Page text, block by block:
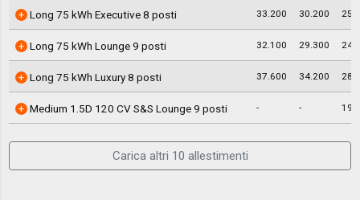
Long 75 kWh Executive 8 posti 33.200 30.200
Long 75 kWh Lounge 9 posti 32.100 29.300
Long 75 kWh Luxury 8 posti 37.600 34.200
Medium 1.5D 120 CV S&S Lounge 9 posti - -
Carica altri 10 allestimenti